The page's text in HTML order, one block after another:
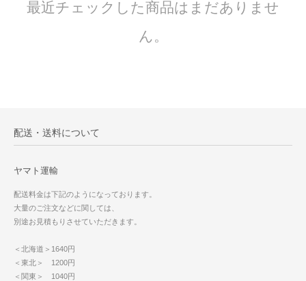
最近チェックした商品はまだありませ
ん。
配送・送料について
ヤマト運輸
配送料金は下記のようになっております。
大量のご注文などに関しては、
別途お見積もりさせていただきます。
＜北海道＞1640円
＜東北＞ 1200円
＜関東＞ 1040円